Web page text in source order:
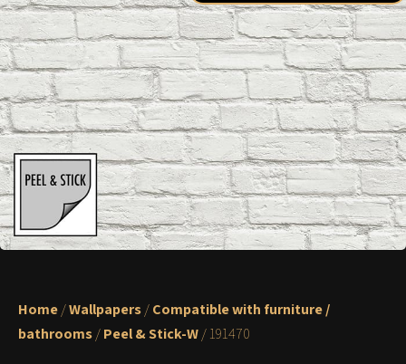
Home/Wallpapers/Compatible with furniture /
bathrooms/Peel & Stick-W/ 191470